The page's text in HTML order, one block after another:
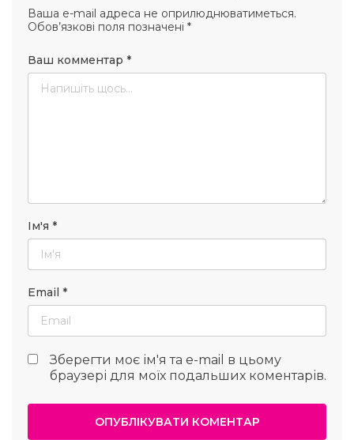
Ваша e-mail адреса не оприлюднюватиметься.
Обов’язкові поля позначені *
Ваш комментар *
Ім'я *
Email *
Зберегти моє ім'я та e-mail в цьому
браузері для моїх подальших коментарів.